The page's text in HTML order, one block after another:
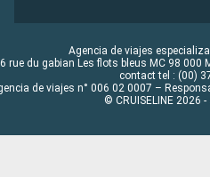
Agencia de viajes
rue du gabian Les flots bleus MC 98 000
contact tel : (00)
de viajes n° 006 02 0007 –
© CRUISELINE 2026